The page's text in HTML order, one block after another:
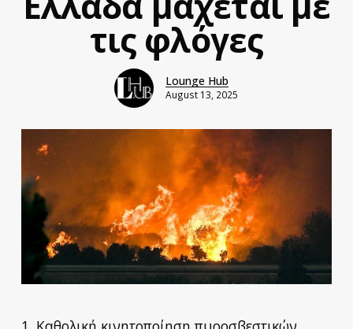
τις φλόγες
Lounge Hub
August 13, 2025